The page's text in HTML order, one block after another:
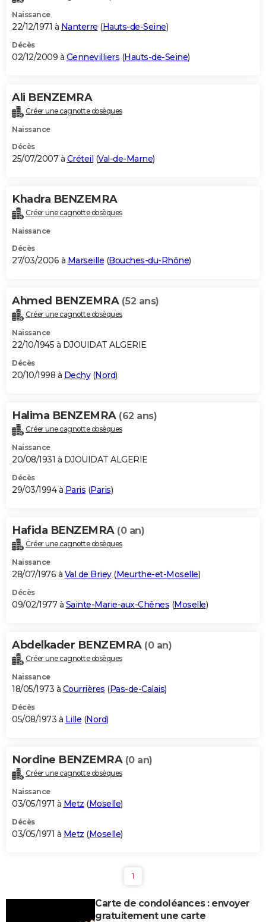
Naissance
22/12/1971 à Nanterre (Hauts-de-Seine)
Décès
02/12/2009 à Gennevilliers (Hauts-de-Seine)
Ali BENZEMRA
Créer une cagnotte obsèques
Naissance
Décès
25/07/2007 à Créteil (Val-de-Marne)
Khadra BENZEMRA
Créer une cagnotte obsèques
Naissance
Décès
27/03/2006 à Marseille (Bouches-du-Rhône)
Ahmed BENZEMRA (52 ans)
Créer une cagnotte obsèques
Naissance
22/10/1945 à DJOUIDAT ALGERIE
Décès
20/10/1998 à Dechy(Nord)
Halima BENZEMRA (62 ans)
Créer une cagnotte obsèques
Naissance
20/08/1931 à DJOUIDAT ALGERIE
Décès
29/03/1994 à Paris (Paris)
Hafida BENZEMRA (0 an)
Créer une cagnotte obsèques
Naissance
28/07/1976 à Val de Briey(Meurthe-et-Moselle)
Décès
09/02/1977 à Sainte-Marie-aux-Chênes (Moselle)
Abdelkader BENZEMRA (0 an)
Créer une cagnotte obsèques
Naissance
18/05/1973 à Courrières (Pas-de-Calais)
Décès
05/08/1973 à Lille (Nord)
Nordine BENZEMRA (0 an)
Créer une cagnotte obsèques
Naissance
03/05/1971 à Metz (Moselle)
Décès
03/05/1971 à Metz (Moselle)
1
Carte de condoléances : envoyer
gratuitement une carte